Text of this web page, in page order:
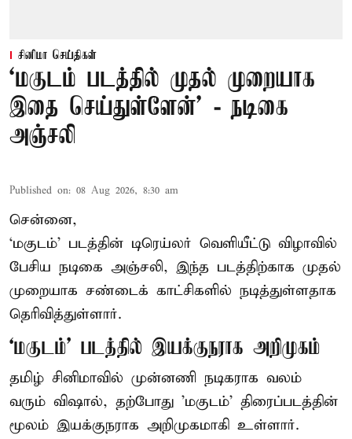
சினிமா செய்திகள்
‘மகுடம் படத்தில் முதல் முறையாக
இதை செய்துள்ளேன்’ - நடிகை
அஞ்சலி
Published on: 08 Aug 2026, 8:30 am
சென்னை,
‘மகுடம்’ படத்தின் டிரெய்லர் வெளியீட்டு விழாவில்
பேசிய நடிகை அஞ்சலி, இந்த படத்திற்காக முதல்
முறையாக சண்டைக் காட்சிகளில் நடித்துள்ளதாக
தெரிவித்துள்ளார்.
‘மகுடம்’ படத்தில் இயக்குநராக அறிமுகம்
தமிழ் சினிமாவில் முன்னணி நடிகராக வலம்
வரும் விஷால், தற்போது 'மகுடம்' திரைப்படத்தின்
மூலம் இயக்குநராக அறிமுகமாகி உள்ளார்.